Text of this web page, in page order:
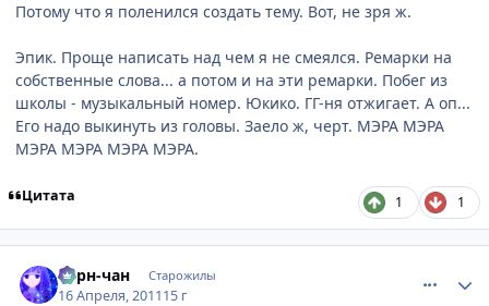
Потому что я поленился создать тему. Вот, не зря ж.
Эпик. Проще написать над чем я не смеялся. Ремарки на
собственные слова... а потом и на эти ремарки. Побег из
школы - музыкальный номер. Юкико. ГГ-ня отжигает. А оп...
Его надо выкинуть из головы. Заело ж, черт. МЭРА МЭРА
МЭРА МЭРА МЭРА МЭРА.
Цитата 1 1
Берн-чан Старожилы
16 Апреля, 201115 г